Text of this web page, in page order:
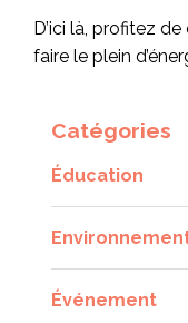
D’ici là, profitez
faire le plein
Catégories
Éducation
Événement